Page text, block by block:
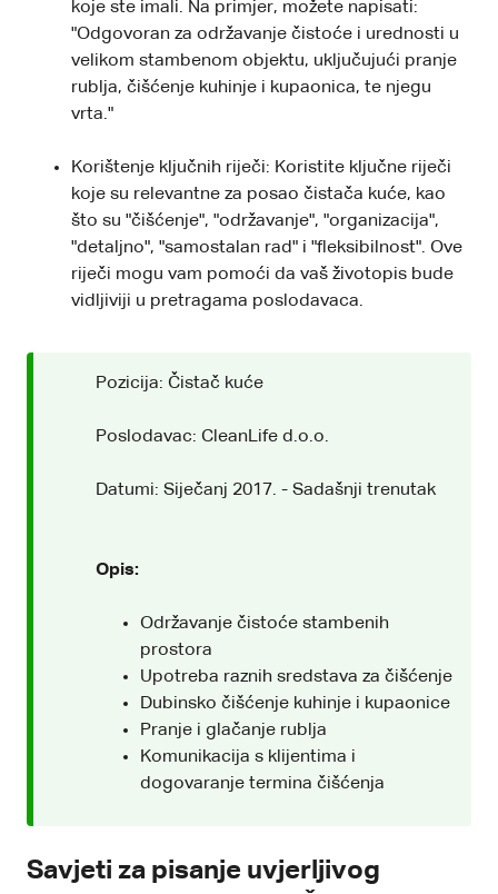
koje ste imali. Na primjer, možete napisati:
"Odgovoran za održavanje čistoće i urednosti u
velikom stambenom objektu, uključujući pranje
rublja, čišćenje kuhinje i kupaonica, te njegu
vrta."
Korištenje ključnih riječi: Koristite ključne riječi
koje su relevantne za posao čistača kuće, kao
što su "čišćenje", "održavanje", "organizacija",
"detaljno", "samostalan rad" i "fleksibilnost". Ove
riječi mogu vam pomoći da vaš životopis bude
vidljiviji u pretragama poslodavaca.
Pozicija: Čistač kuće
Poslodavac: CleanLife d.o.o.
Datumi: Siječanj 2017. - Sadašnji trenutak
Opis:
Održavanje čistoće stambenih
prostora
Upotreba raznih sredstava za čišćenje
Dubinsko čišćenje kuhinje i kupaonice
Pranje i glačanje rublja
Komunikacija s klijentima i
dogovaranje termina čišćenja
Savjeti za pisanje uvjerljivog